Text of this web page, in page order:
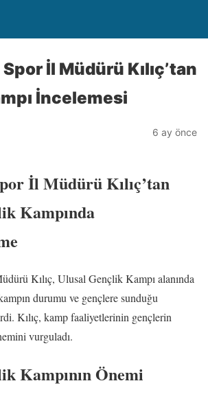
İl Müdürü Kılıç’tan
İncelemesi
6 ay önce
İl Müdürü Kılıç’tan
Kampında
Kılıç, Ulusal Gençlik Kampı alanında
durumu ve gençlere sunduğu
Kılıç, kamp faaliyetlerinin gençlerin
vurguladı.
Kampının Önemi